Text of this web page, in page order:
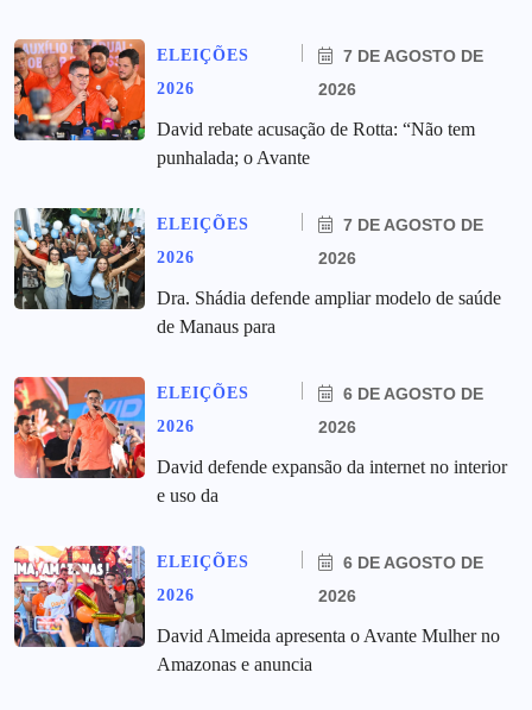
ELEIÇÕES
2026
7 DE AGOSTO DE
2026
David rebate acusação de Rotta: “Não tem
punhalada; o Avante
ELEIÇÕES
2026
7 DE AGOSTO DE
2026
Dra. Shádia defende ampliar modelo de saúde
de Manaus para
ELEIÇÕES
2026
6 DE AGOSTO DE
2026
David defende expansão da internet no interior
e uso da
ELEIÇÕES
2026
6 DE AGOSTO DE
2026
David Almeida apresenta o Avante Mulher no
Amazonas e anuncia